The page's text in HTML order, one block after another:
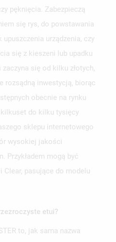
pęknięcia. Zabezpieczą
się rys, do powstawania
urządzenia, czy
się z kieszeni lub upadku
się od kilku złotych,
rozsądną inwestycją, biorąc
obecnie na rynku
do kilku tysięcy
sklepu internetowego
wysokiej jakości
Przykładem mogą być
Clear, pasujące do modelu
etui?
to, jak sama nazwa